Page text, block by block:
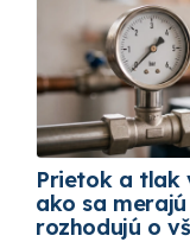
Prietok a tlak
ako sa
rozhodujú o